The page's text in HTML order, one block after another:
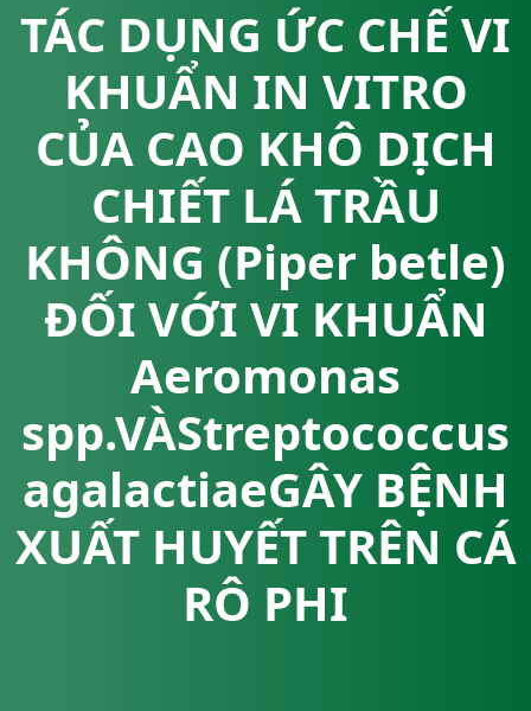
TÁC DỤNG ỨC CHẾ VI
KHUẨN IN VITRO
CỦA CAO KHÔ DỊCH
CHIẾT LÁ TRẦU
KHÔNG (Piper betle)
ĐỐI VỚI VI KHUẨN
Aeromonas
spp.VÀStreptococcus
agalactiaeGÂY BỆNH
XUẤT HUYẾT TRÊN CÁ
RÔ PHI